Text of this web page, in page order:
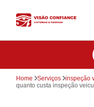
Home Serviços inspeção
quanto custa inspeção